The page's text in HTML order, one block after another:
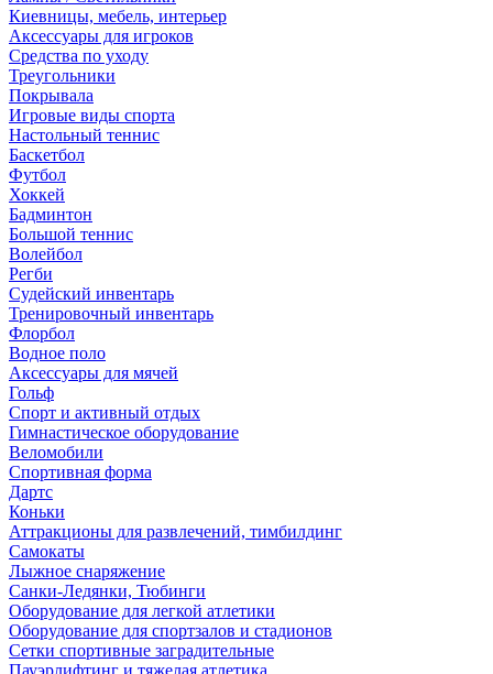
Киевницы, мебель, интерьер
Аксессуары для игроков
Средства по уходу
Треугольники
Покрывала
Игровые виды спорта
Настольный теннис
Баскетбол
Футбол
Хоккей
Бадминтон
Большой теннис
Волейбол
Регби
Судейский инвентарь
Тренировочный инвентарь
Флорбол
Водное поло
Аксессуары для мячей
Гольф
Спорт и активный отдых
Гимнастическое оборудование
Веломобили
Спортивная форма
Дартс
Коньки
Аттракционы для развлечений, тимбилдинг
Самокаты
Лыжное снаряжение
Санки-Ледянки, Тюбинги
Оборудование для легкой атлетики
Оборудование для спортзалов и стадионов
Сетки спортивные заградительные
Пауэрлифтинг и тяжелая атлетика